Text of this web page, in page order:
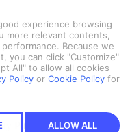
Pitch.
experience browsing
more relevant contents,
Because we
you can click "Customize"
All" to allow all cookies
Policy or Cookie Policy for
ALLOW ALL